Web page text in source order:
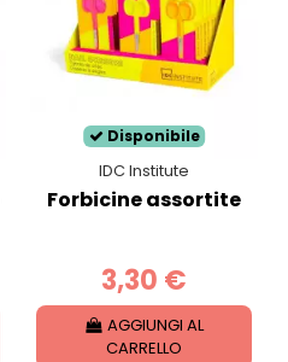
Disponibile
IDC Institute
Forbicine assortite
3,30 €
AGGIUNGI AL
CARRELLO